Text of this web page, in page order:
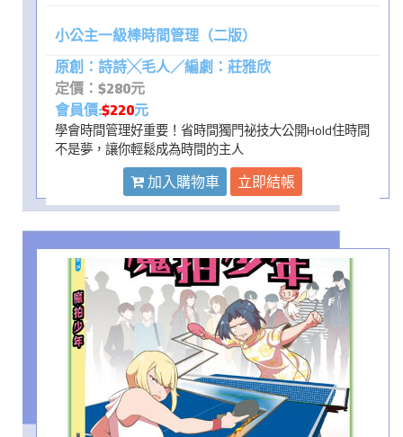
小公主一級棒時間管理（二版）
原創：詩詩╳毛人／編劇：莊雅欣
定價：$280元
會員價:$220元
學會時間管理好重要！省時間獨門祕技大公開Hold住時間
不是夢，讓你輕鬆成為時間的主人
加入購物車 立即結帳